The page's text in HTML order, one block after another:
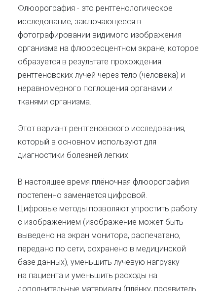
Флюорография - это рентгенологическое
исследование, заключающееся в
фотографировании видимого изображения
организма на флюоресцентном экране, которое
образуется в результате прохождения
рентгеновских лучей через тело (человека) и
неравномерного поглощения органами и
тканями организма.
Этот вариант рентгеновского исследования,
который в основном используют для
диагностики болезней легких.
В настоящее время плёночная флюорография
постепенно заменяется цифровой.
Цифровые методы позволяют упростить работу
с изображением (изображение может быть
выведено на экран монитора, распечатано,
передано по сети, сохранено в медицинской
базе данных), уменьшить лучевую нагрузку
на пациента и уменьшить расходы на
дополнительные материалы (плёнку, проявитель